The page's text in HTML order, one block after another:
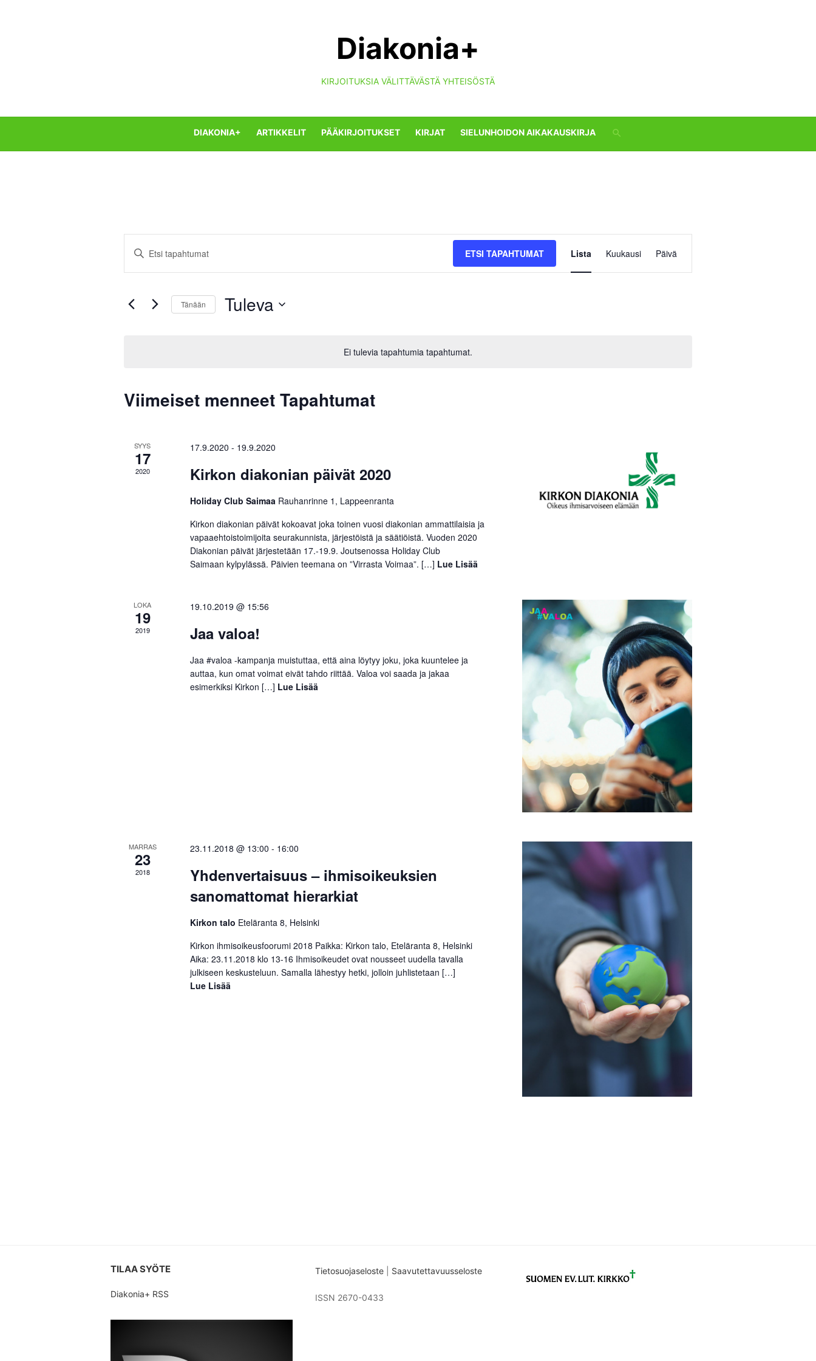
Diakonia+
KIRJOITUKSIA VÄLITTÄVÄSTÄ YHTEISÖSTÄ
DIAKONIA+ ARTIKKELIT PÄÄKIRJOITUKSET KIRJAT SIELUNHOIDON AIKAKAUSKIRJA
Ei tulevia tapahtumia tapahtumat.
Tapahtumat
Näkymät
Syötä
Tapahtumat
ETSI TAPAHTUMAT
Views
Lista Kuukausi Päivä
Tänään Tuleva
Viimeiset menneet Tapahtumat
SYYS
17
2020
17.9.2020 - 19.9.2020
Kirkon diakonian päivät 2020
Holiday Club Saimaa Rauhanrinne 1, Lappeenranta
Kirkon diakonian päivät kokoavat joka toinen vuosi diakonian ammattilaisia ja
vapaaehtoistoimijoita seurakunnista, järjestöistä ja säätiöistä. Vuoden 2020
Diakonian päivät järjestetään 17.-19.9. Joutsenossa Holiday Club
Saimaan kylpylässä. Päivien teemana on ”Virrasta Voimaa”. […] Lue Lisää
LOKA
19
2019
19.10.2019 @ 15:56
Jaa valoa!
Jaa #valoa -kampanja muistuttaa, että aina löytyy joku, joka kuuntelee ja
auttaa, kun omat voimat eivät tahdo riittää. Valoa voi saada ja jakaa
esimerkiksi Kirkon […] Lue Lisää
MARRAS
23
2018
23.11.2018 @ 13:00 - 16:00
Yhdenvertaisuus – ihmisoikeuksien
sanomattomat hierarkiat
Kirkon talo Eteläranta 8, Helsinki
Kirkon ihmisoikeusfoorumi 2018 Paikka: Kirkon talo, Eteläranta 8, Helsinki
Aika: 23.11.2018 klo 13-16 Ihmisoikeudet ovat nousseet uudella tavalla
julkiseen keskusteluun. Samalla lähestyy hetki, jolloin juhlistetaan […]
Lue Lisää
TILAA SYÖTE
Diakonia+ RSS
Tietosuojaseloste| Saavutettavuusseloste
ISSN 2670-0433